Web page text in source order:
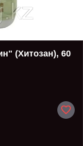
(Хитозан), 60